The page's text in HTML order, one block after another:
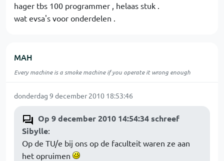
hager tbs 100 programmer , helaas stuk .
wat evsa's voor onderdelen .
MAH
Every machine is a smoke machine if you operate it wrong enough
donderdag 9 december 2010 18:53:46
Op 9 december 2010 14:54:34 schreef
Sibylle:
Op de TU/e bij ons op de faculteit waren ze aan
het opruimen